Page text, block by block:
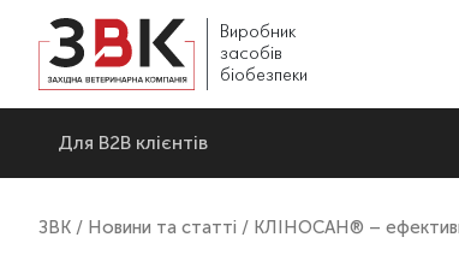
Виробник
засобів
біобезпеки
Для В2В клієнтів
ЗВК / Новини та статті / КЛІНОСАН® –